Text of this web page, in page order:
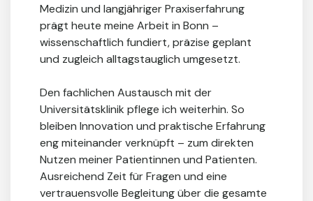
Medizin und langjähriger Praxiserfahrung
prägt heute meine Arbeit in Bonn –
wissenschaftlich fundiert, präzise geplant
und zugleich alltagstauglich umgesetzt.
Den fachlichen Austausch mit der
Universitätsklinik pflege ich weiterhin. So
bleiben Innovation und praktische Erfahrung
eng miteinander verknüpft – zum direkten
Nutzen meiner Patientinnen und Patienten.
Ausreichend Zeit für Fragen und eine
vertrauensvolle Begleitung über die gesamte